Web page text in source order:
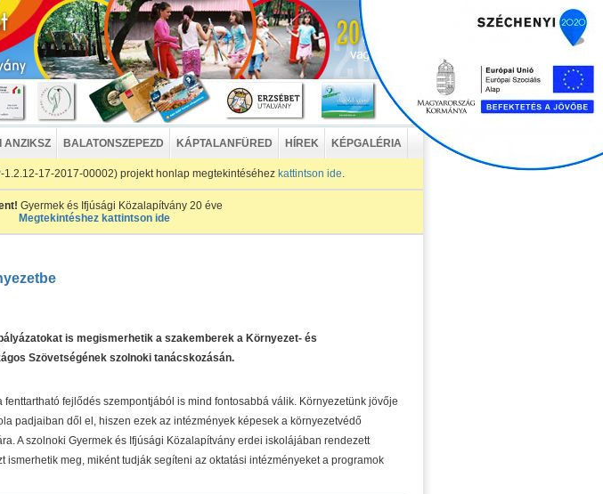
ANZIKSZ BALATONSZEPEZD KÁPTALANFÜRED HÍREK KÉPGALÉRIA
1.2.12-17-2017-00002) projekt honlap megtekintéséhez kattintson ide.
Gyermek és Ifjúsági Közalapítvány 20 éve
Megtekintéshez kattintson ide
is megismerhetik a szakemberek a Környezet- és
Szövetségének szolnoki tanácskozásán.
fejlődés szempontjából is mind fontosabbá válik. Környezetünk jövője
padjaiban dől el, hiszen ezek az intézmények képesek a környezetvédő
A szolnoki Gyermek és Ifjúsági Közalapítvány erdei iskolájában rendezett
ismerhetik meg, miként tudják segíteni az oktatási intézményeket a programok